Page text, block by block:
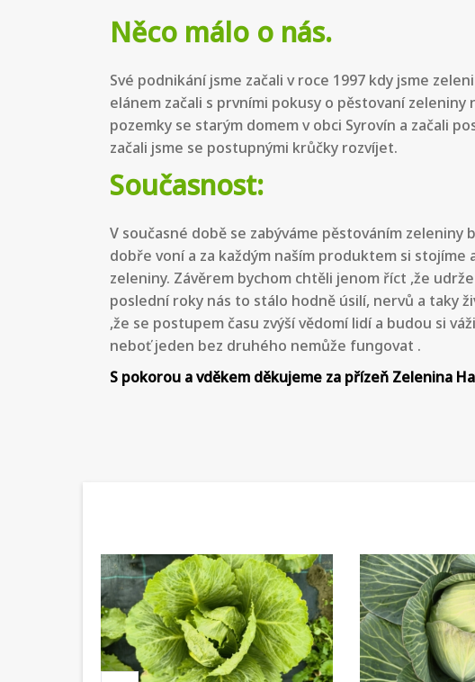
Něco málo o nás.
Své podnikání jsme začali v roce 1997 kdy jsme
elánem začali s prvními pokusy o pěstovaní
pozemky se starým domem v obci Syrovín a začali
začali jsme se postupnými krůčky rozvíjet.
Současnost:
V současné době se zabýváme pěstováním
dobře voní a za každým naším produktem si
zeleniny. Závěrem bychom chtěli jenom říct ,že
poslední roky nás to stálo hodně úsilí, nervů a taky
,že se postupem času zvýší vědomí lidí a budou si
neboť jeden bez druhého nemůže fungovat .
S pokorou a vděkem děkujeme za přízeň Zelenina